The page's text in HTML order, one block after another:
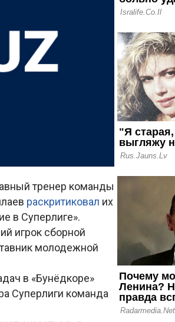
тренер команды
раскритиковал их
в Суперлиге».
игрок сборной
молодежной
в «Бунёдкоре»
Суперлиги команда